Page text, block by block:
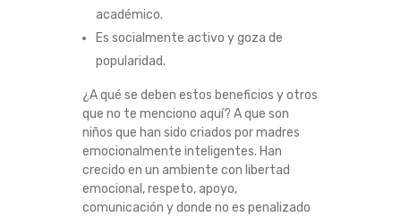
académico.
Es socialmente activo y goza de
popularidad.
¿A qué se deben estos beneficios y otros
que no te menciono aquí? A que son
niños que han sido criados por madres
emocionalmente inteligentes. Han
crecido en un ambiente con libertad
emocional, respeto, apoyo,
comunicación y donde no es penalizado